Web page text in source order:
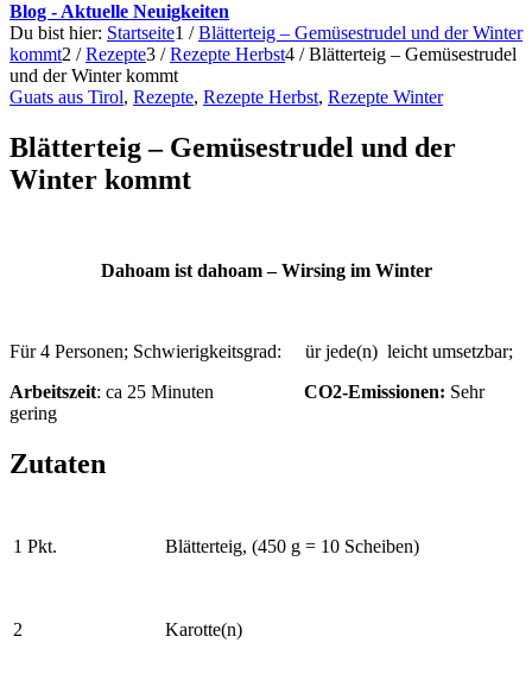
Blog - Aktuelle Neuigkeiten
Du bist hier: Startseite1 / Blätterteig – Gemüsestrudel und der Winter
kommt2 / Rezepte3 / Rezepte Herbst4 / Blätterteig – Gemüsestrudel
und der Winter kommt
Guats aus Tirol, Rezepte, Rezepte Herbst, Rezepte Winter
Blätterteig – Gemüsestrudel und der
Winter kommt
Dahoam ist dahoam – Wirsing im Winter
Für 4 Personen; Schwierigkeitsgrad: ür jede(n) leicht umsetzbar;
Arbeitszeit: ca 25 Minuten CO2-Emissionen: Sehr
gering
Zutaten
1 Pkt. Blätterteig, (450 g = 10 Scheiben)
2 Karotte(n)